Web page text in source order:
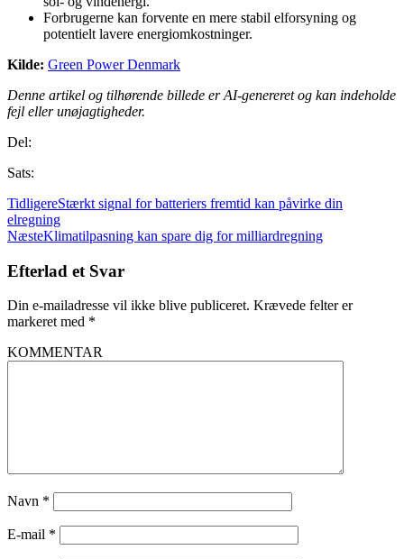
Forbrugerne kan forvente en mere stabil elforsyning og
potentielt lavere energiomkostninger.
Kilde: Green Power Denmark
Denne artikel og tilhørende billede er AI-genereret og kan indeholde
fejl eller unøjagtigheder.
Del:
Sats:
TidligereStærkt signal for batteriers fremtid kan påvirke din
elregning
NæsteKlimatilpasning kan spare dig for milliardregning
Efterlad et Svar
Din e-mailadresse vil ikke blive publiceret. Krævede felter er
markeret med *
KOMMENTAR
Navn *
E-mail *